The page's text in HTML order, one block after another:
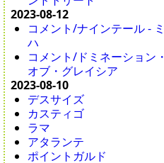
2023-08-12
コメント/ナインテール - ミ
ハ
コメント/ドミネーション・
オブ・グレイシア
2023-08-10
デスサイズ
カスティゴ
ラマ
アタランテ
ポイントガルド